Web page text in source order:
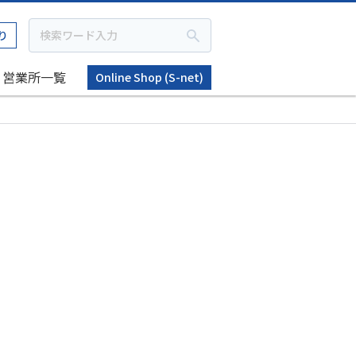
営業所一覧
Online Shop (S-net)